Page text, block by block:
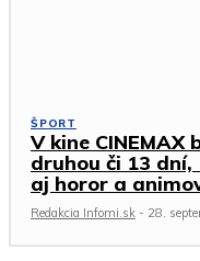
ŠPORT
V kine CINEMAX
druhou či 13 dní,
aj horor a
Redakcia Infomi.sk - 28.